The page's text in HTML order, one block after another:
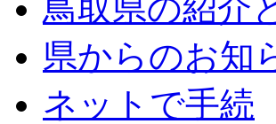
鳥取県の紹介
県からのお知
ネットで手続